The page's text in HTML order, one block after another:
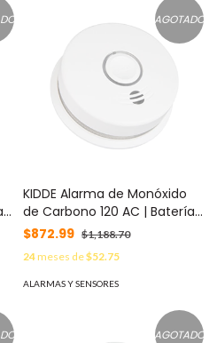
AGOTADO
KIDDE Alarma de Monóxido
de Carbono 120 AC | Batería
10 años | Con Voz MOD:
P4010ACSCO
$872.99 $1,188.70
24meses de$52.75
ALARMAS Y SENSORES
AGOTADO